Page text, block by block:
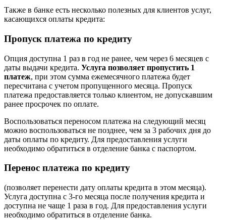
Также в банке есть несколько полезных для клиентов услуг,
касающихся оплаты кредита:
Пропуск платежа по кредиту
Опция доступна 1 раз в год не ранее, чем через 6 месяцев с
даты выдачи кредита. Услуга позволяет пропустить 1
платеж, при этом сумма ежемесячного платежа будет
пересчитана с учетом пропущенного месяца. Пропуск
платежа предоставляется только клиентом, не допускавшим
ранее просрочек по оплате.
Воспользоваться переносом платежа на следующий месяц
можно воспользоваться не позднее, чем за 3 рабочих дня до
даты оплаты по кредиту. Для предоставления услуги
необходимо обратиться в отделение банка с паспортом.
Перенос платежа по кредиту
(позволяет перенести дату оплаты кредита в этом месяца).
Услуга доступна с 3-го месяца после получения кредита и
доступна не чаще 1 раза в год. Для предоставления услуги
необходимо обратиться в отделение банка.